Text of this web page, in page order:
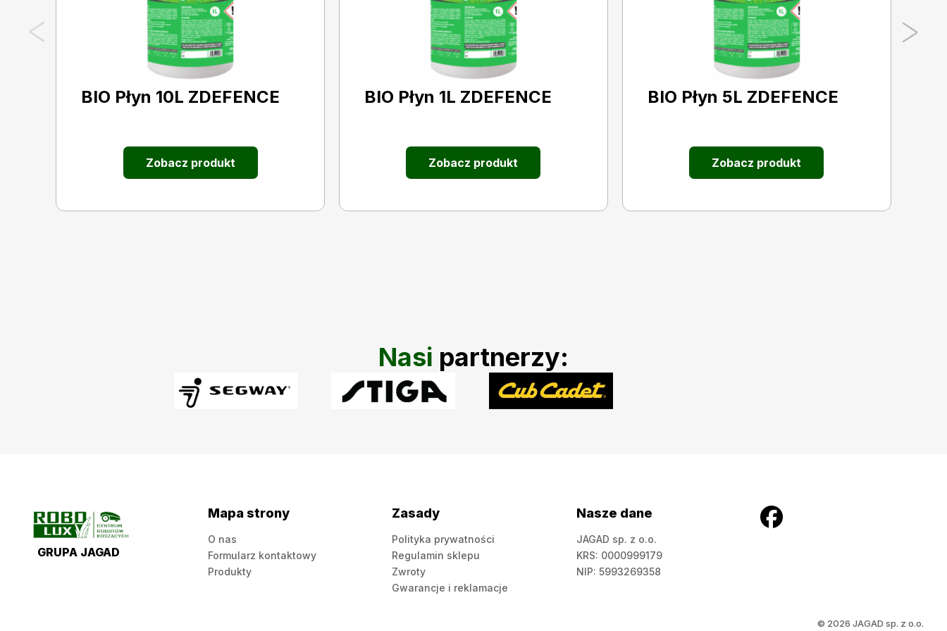
BIO Płyn 10L ZDEFENCE
Zobacz produkt
BIO Płyn 1L ZDEFENCE
Zobacz produkt
BIO Płyn 5L ZDEFENCE
Zobacz produkt
Nasi partnerzy:
GRUPA JAGAD
Mapa strony
O nas
Formularz kontaktowy
Produkty
Zasady
Polityka prywatności
Regulamin sklepu
Zwroty
Gwarancje i reklamacje
Nasze dane
JAGAD sp. z o.o.
KRS: 0000999179
NIP: 5993269358
© 2026 JAGAD sp. z o.o.